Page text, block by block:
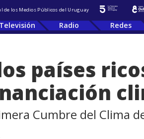
de los Medios Públicos del Uruguay
Televisión Radio Redes
países
Cumbre del Clima